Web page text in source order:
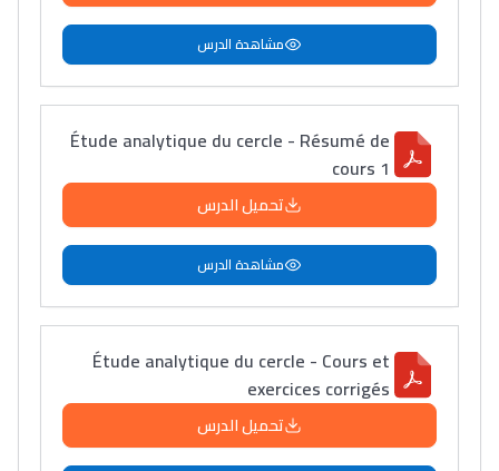
مشاهدة الدرس
Étude analytique du cercle - Résumé de
cours 1
تحميل الدرس
مشاهدة الدرس
Étude analytique du cercle - Cours et
exercices corrigés
تحميل الدرس